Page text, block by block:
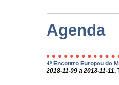
Agenda
4º Encontro Europeu de
2018-11-09 a 2018-11-11,